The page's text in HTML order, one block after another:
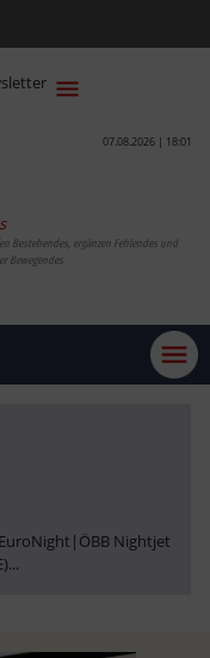
07.08.2026 | 18:01
Bestehendes, ergänzen Fehlendes und
Bewegendes
| ÖBB Nightjet
...